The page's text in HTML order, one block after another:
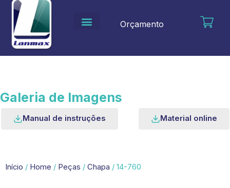
para
conteúdo
Orçamento
Galeria de Imagens
Manual de instruções Material online
Início / Home / Peças / Chapa / 14-760